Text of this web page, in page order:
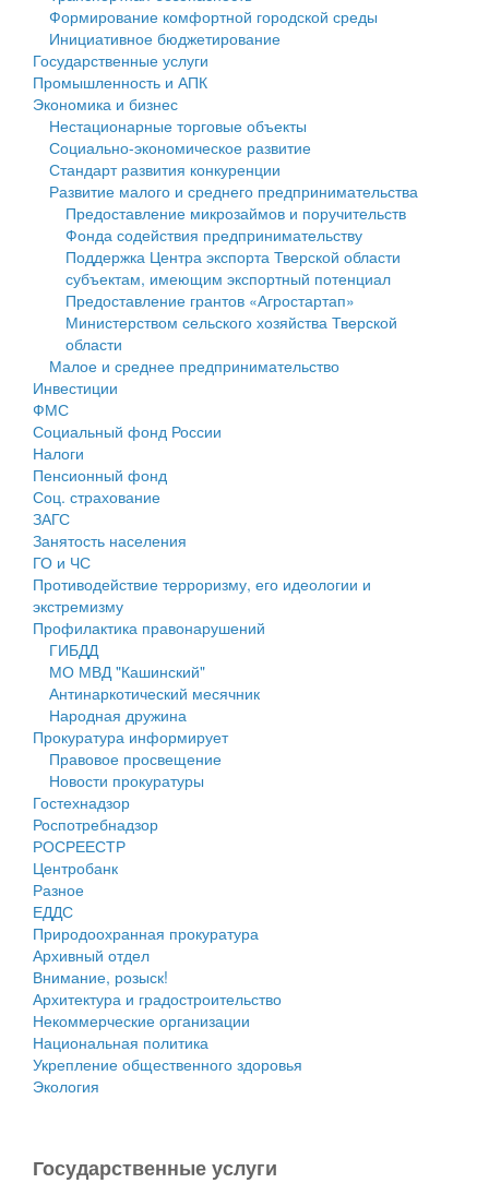
Государственные услуги
Промышленность и АПК
Экономика и бизнес
Символика
Устав
Гостям округа
Туризм
Культура
Образование
Здравоохранение
Социальная защита
Фотоальбом
муниципального округа Тверской области
Администрация Кашинского муниципального округа
Тверской области
Управление сельскими территориями
Открытые данные
Работа с обращениями граждан
Муниципальный контроль
Муниципальные услуги
Проекты административных регламентов
Антимонопольный комплаенс
Противодействие коррупции
Финансовое управление
Бюджет для граждан
Имущество
Выявление правообладателей ранее учтенных
объектов недвижимости
Имущественная поддержка субъектов малого и
среднего предпринимательства
Информационная поддержка субъектов малого и
среднего предпринимательства
Муниципальные программы
Контрольно-счетная палата
Персональные данные
Оценка регулирующего воздействия
Деятельность МУ
Нормативы градостроительного проектирования
Правила землепользования и застройки
Генеральные планы
Проекты планировки территории
Собрание депутатов
Городское поселение
Сельские поселения
Формирование комфортной городской среды
Инициативное бюджетирование
Государственные услуги
Промышленность и АПК
Экономика и бизнес
Нестационарные торговые объекты
Социально-экономическое развитие
Стандарт развития конкуренции
Развитие малого и среднего предпринимательства
Предоставление микрозаймов и поручительств
Фонда содействия предпринимательству
Поддержка Центра экспорта Тверской области
субъектам, имеющим экспортный потенциал
Предоставление грантов «Агростартап»
Министерством сельского хозяйства Тверской
области
Малое и среднее предпринимательство
Инвестиции
ФМС
Социальный фонд России
Налоги
Пенсионный фонд
Соц. страхование
ЗАГС
Занятость населения
ГО и ЧС
Противодействие терроризму, его идеологии и
экстремизму
Профилактика правонарушений
ГИБДД
МО МВД "Кашинский"
Антинаркотический месячник
Народная дружина
Прокуратура информирует
Правовое просвещение
Новости прокуратуры
Гостехнадзор
Роспотребнадзор
РОСРЕЕСТР
Центробанк
Разное
ЕДДС
Природоохранная прокуратура
Архивный отдел
Внимание, розыск!
Архитектура и градостроительство
Некоммерческие организации
Национальная политика
Укрепление общественного здоровья
Экология
Государственные услуги